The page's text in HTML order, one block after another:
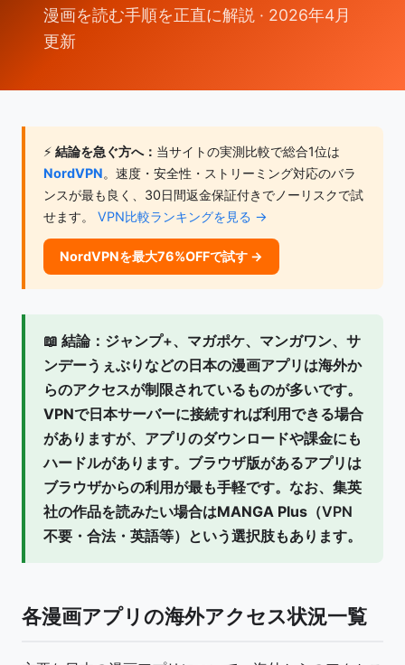
漫画を読む手順を正直に解説 · 2026年4月
更新
⚡ 結論を急ぐ方へ： 当サイトの実測比較で総合1位は
NordVPN。速度・安全性・ストリーミング対応のバラ
ンスが最も良く、30日間返金保証付きでノーリスクで試
せます。 VPN比較ランキングを見る →
NordVPNを最大76%OFFで試す →
📖 結論： ジャンプ+、マガポケ、マンガワン、サ
ンデーうぇぶりなどの日本の漫画アプリは海外か
らのアクセスが制限されている ものが多いです。
VPNで日本サーバーに接続すれば利用できる場合
がありますが、アプリのダウンロードや課金にも
ハードルがあります。 ブラウザ版があるアプリは
ブラウザからの利用が最も手軽です。なお、集英
社の作品を読みたい場合はMANGA Plus （VPN
不要・合法・英語等）という選択肢もあります。
各漫画アプリの海外アクセス状況一覧